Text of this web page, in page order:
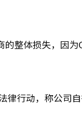
整体损失，因
律行动，称公司